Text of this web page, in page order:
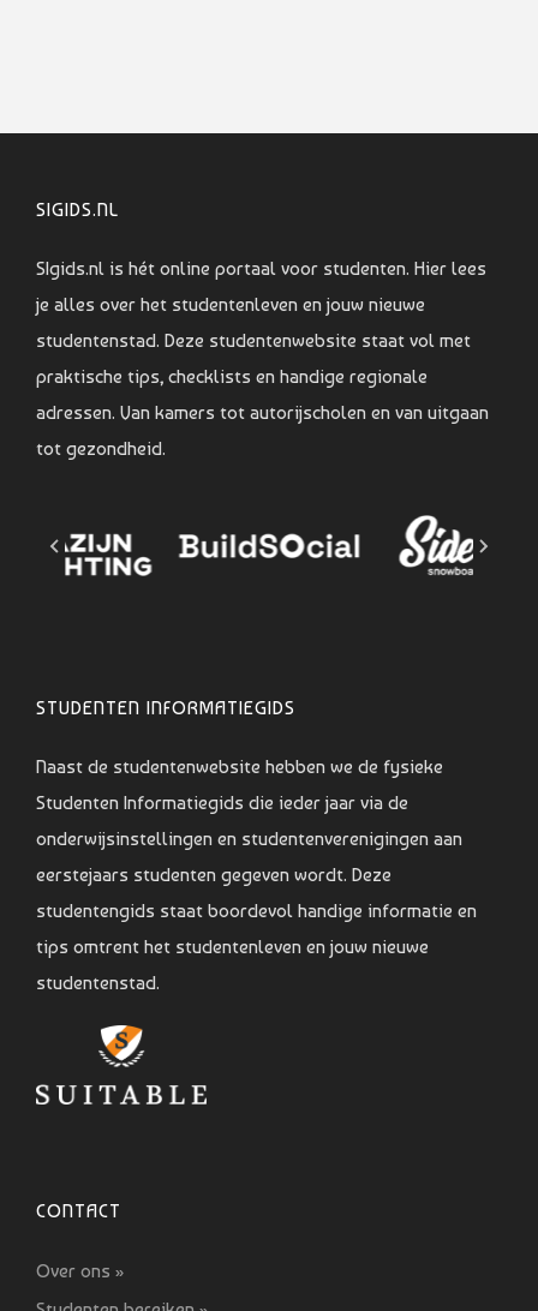
SIGIDS.NL
SIgids.nl is hét online portaal voor studenten. Hier lees
je alles over het studentenleven en jouw nieuwe
studentenstad. Deze studentenwebsite staat vol met
praktische tips, checklists en handige regionale
adressen. Van kamers tot autorijscholen en van uitgaan
tot gezondheid.
STUDENTEN INFORMATIEGIDS
Naast de studentenwebsite hebben we de fysieke
Studenten Informatiegids die ieder jaar via de
onderwijsinstellingen en studentenverenigingen aan
eerstejaars studenten gegeven wordt. Deze
studentengids staat boordevol handige informatie en
tips omtrent het studentenleven en jouw nieuwe
studentenstad.
CONTACT
Over ons »